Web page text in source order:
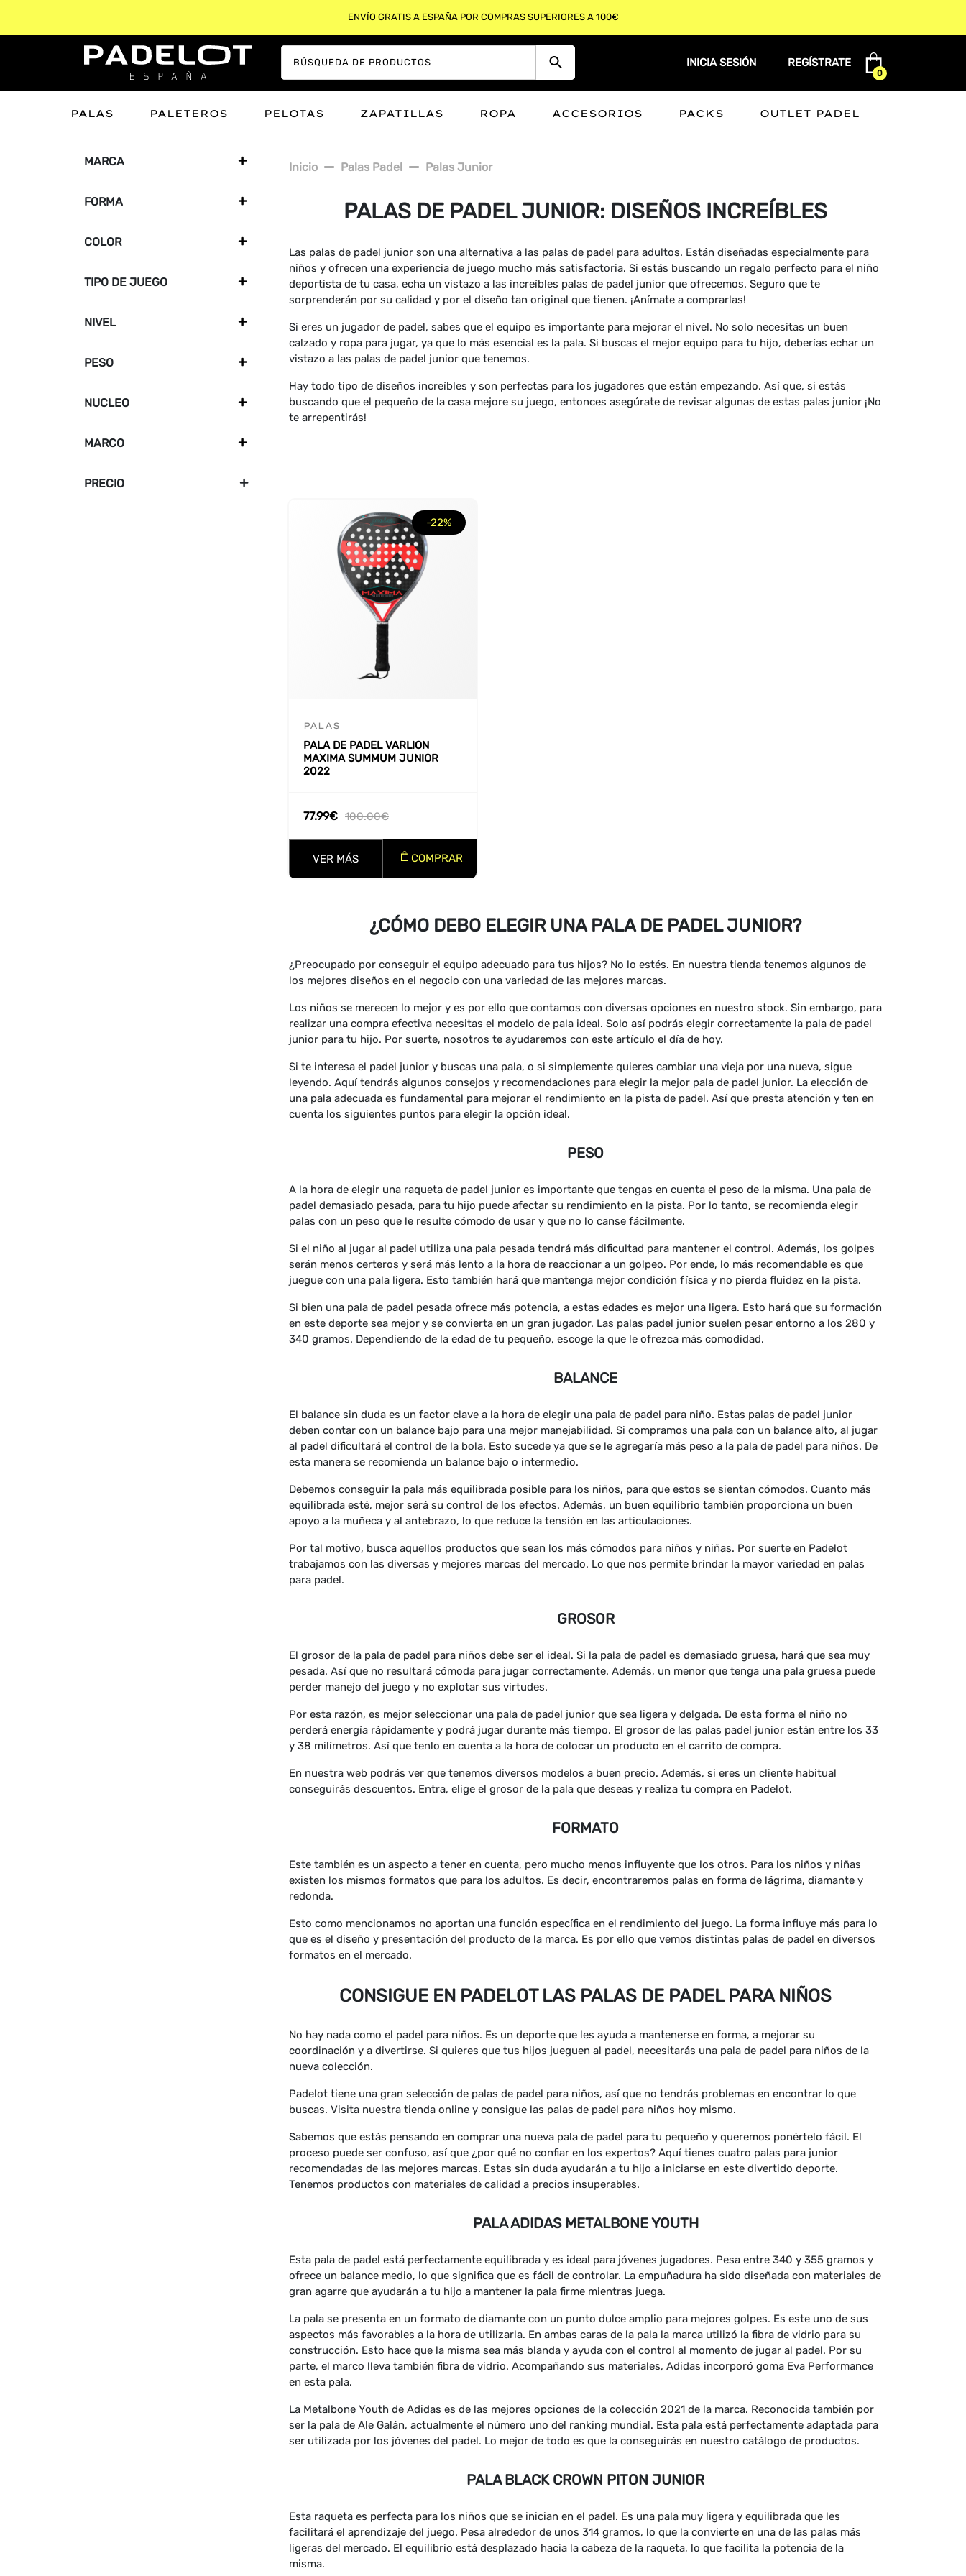
INICIA SESIÓN REGÍSTRATE
0
PALAS PALETEROS PELOTAS ZAPATILLAS ROPA ACCESORIOS PACKS OUTLET PADEL
Inicio Palas Padel Palas Junior
PALAS DE PADEL JUNIOR: DISEÑOS INCREÍBLES
Las palas de padel junior son una alternativa a las palas de padel para adultos. Están diseñadas especialmente para
niños y ofrecen una experiencia de juego mucho más satisfactoria. Si estás buscando un regalo perfecto para el niño
deportista de tu casa, echa un vistazo a las increíbles palas de padel junior que ofrecemos. Seguro que te
sorprenderán por su calidad y por el diseño tan original que tienen. ¡Anímate a comprarlas!
Si eres un jugador de padel, sabes que el equipo es importante para mejorar el nivel. No solo necesitas un buen
calzado y ropa para jugar, ya que lo más esencial es la pala. Si buscas el mejor equipo para tu hijo, deberías echar un
vistazo a las palas de padel junior que tenemos.
Hay todo tipo de diseños increíbles y son perfectas para los jugadores que están empezando. Así que, si estás
buscando que el pequeño de la casa mejore su juego, entonces asegúrate de revisar algunas de estas palas junior ¡No
te arrepentirás!
MARCA
FORMA
COLOR
TIPO DE JUEGO
NIVEL
PESO
NUCLEO
MARCO
PRECIO
-22%
PALAS
PALA DE PADEL VARLION
MAXIMA SUMMUM JUNIOR
2022
100.00€
77.99€
VER MÁS COMPRAR
¿CÓMO DEBO ELEGIR UNA PALA DE PADEL JUNIOR?
¿Preocupado por conseguir el equipo adecuado para tus hijos? No lo estés. En nuestra tienda tenemos algunos de
los mejores diseños en el negocio con una variedad de las mejores marcas.
Los niños se merecen lo mejor y es por ello que contamos con diversas opciones en nuestro stock. Sin embargo, para
realizar una compra efectiva necesitas el modelo de pala ideal. Solo así podrás elegir correctamente la pala de padel
junior para tu hijo. Por suerte, nosotros te ayudaremos con este artículo el día de hoy.
Si te interesa el padel junior y buscas una pala, o si simplemente quieres cambiar una vieja por una nueva, sigue
leyendo. Aquí tendrás algunos consejos y recomendaciones para elegir la mejor pala de padel junior. La elección de
una pala adecuada es fundamental para mejorar el rendimiento en la pista de padel. Así que presta atención y ten en
cuenta los siguientes puntos para elegir la opción ideal.
PESO
A la hora de elegir una raqueta de padel junior es importante que tengas en cuenta el peso de la misma. Una pala de
padel demasiado pesada, para tu hijo puede afectar su rendimiento en la pista. Por lo tanto, se recomienda elegir
palas con un peso que le resulte cómodo de usar y que no lo canse fácilmente.
Si el niño al jugar al padel utiliza una pala pesada tendrá más dificultad para mantener el control. Además, los golpes
serán menos certeros y será más lento a la hora de reaccionar a un golpeo. Por ende, lo más recomendable es que
juegue con una pala ligera. Esto también hará que mantenga mejor condición física y no pierda fluidez en la pista.
Si bien una pala de padel pesada ofrece más potencia, a estas edades es mejor una ligera. Esto hará que su formación
en este deporte sea mejor y se convierta en un gran jugador. Las palas padel junior suelen pesar entorno a los 280 y
340 gramos. Dependiendo de la edad de tu pequeño, escoge la que le ofrezca más comodidad.
BALANCE
El balance sin duda es un factor clave a la hora de elegir una pala de padel para niño. Estas palas de padel junior
deben contar con un balance bajo para una mejor manejabilidad. Si compramos una pala con un balance alto, al jugar
al padel dificultará el control de la bola. Esto sucede ya que se le agregaría más peso a la pala de padel para niños. De
esta manera se recomienda un balance bajo o intermedio.
Debemos conseguir la pala más equilibrada posible para los niños, para que estos se sientan cómodos. Cuanto más
equilibrada esté, mejor será su control de los efectos. Además, un buen equilibrio también proporciona un buen
apoyo a la muñeca y al antebrazo, lo que reduce la tensión en las articulaciones.
Por tal motivo, busca aquellos productos que sean los más cómodos para niños y niñas. Por suerte en Padelot
trabajamos con las diversas y mejores marcas del mercado. Lo que nos permite brindar la mayor variedad en palas
para padel.
GROSOR
El grosor de la pala de padel para niños debe ser el ideal. Si la pala de padel es demasiado gruesa, hará que sea muy
pesada. Así que no resultará cómoda para jugar correctamente. Además, un menor que tenga una pala gruesa puede
perder manejo del juego y no explotar sus virtudes.
Por esta razón, es mejor seleccionar una pala de padel junior que sea ligera y delgada. De esta forma el niño no
perderá energía rápidamente y podrá jugar durante más tiempo. El grosor de las palas padel junior están entre los 33
y 38 milímetros. Así que tenlo en cuenta a la hora de colocar un producto en el carrito de compra.
En nuestra web podrás ver que tenemos diversos modelos a buen precio. Además, si eres un cliente habitual
conseguirás descuentos. Entra, elige el grosor de la pala que deseas y realiza tu compra en Padelot.
FORMATO
Este también es un aspecto a tener en cuenta, pero mucho menos influyente que los otros. Para los niños y niñas
existen los mismos formatos que para los adultos. Es decir, encontraremos palas en forma de lágrima, diamante y
redonda.
Esto como mencionamos no aportan una función específica en el rendimiento del juego. La forma influye más para lo
que es el diseño y presentación del producto de la marca. Es por ello que vemos distintas palas de padel en diversos
formatos en el mercado.
CONSIGUE EN PADELOT LAS PALAS DE PADEL PARA NIÑOS
No hay nada como el padel para niños. Es un deporte que les ayuda a mantenerse en forma, a mejorar su
coordinación y a divertirse. Si quieres que tus hijos jueguen al padel, necesitarás una pala de padel para niños de la
nueva colección.
Padelot tiene una gran selección de palas de padel para niños, así que no tendrás problemas en encontrar lo que
buscas. Visita nuestra tienda online y consigue las palas de padel para niños hoy mismo.
Sabemos que estás pensando en comprar una nueva pala de padel para tu pequeño y queremos ponértelo fácil. El
proceso puede ser confuso, así que ¿por qué no confiar en los expertos? Aquí tienes cuatro palas para junior
recomendadas de las mejores marcas. Estas sin duda ayudarán a tu hijo a iniciarse en este divertido deporte.
Tenemos productos con materiales de calidad a precios insuperables.
PALA ADIDAS METALBONE YOUTH
Esta pala de padel está perfectamente equilibrada y es ideal para jóvenes jugadores. Pesa entre 340 y 355 gramos y
ofrece un balance medio, lo que significa que es fácil de controlar. La empuñadura ha sido diseñada con materiales de
gran agarre que ayudarán a tu hijo a mantener la pala firme mientras juega.
La pala se presenta en un formato de diamante con un punto dulce amplio para mejores golpes. Es este uno de sus
aspectos más favorables a la hora de utilizarla. En ambas caras de la pala la marca utilizó la fibra de vidrio para su
construcción. Esto hace que la misma sea más blanda y ayuda con el control al momento de jugar al padel. Por su
parte, el marco lleva también fibra de vidrio. Acompañando sus materiales, Adidas incorporó goma Eva Performance
en esta pala.
La Metalbone Youth de Adidas es de las mejores opciones de la colección 2021 de la marca. Reconocida también por
ser la pala de Ale Galán, actualmente el número uno del ranking mundial. Esta pala está perfectamente adaptada para
ser utilizada por los jóvenes del padel. Lo mejor de todo es que la conseguirás en nuestro catálogo de productos.
PALA BLACK CROWN PITON JUNIOR
Esta raqueta es perfecta para los niños que se inician en el padel. Es una pala muy ligera y equilibrada que les
facilitará el aprendizaje del juego. Pesa alrededor de unos 314 gramos, lo que la convierte en una de las palas más
ligeras del mercado. El equilibrio está desplazado hacia la cabeza de la raqueta, lo que facilita la potencia de la
misma.
ENVÍO GRATIS A ESPAÑA POR COMPRAS SUPERIORES A 100€